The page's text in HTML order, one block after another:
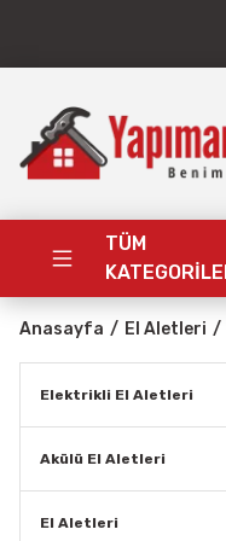
TÜM
Anasayfa El Aletleri
Elektrikli El Aletleri
Akülü El Aletleri
El Aletleri